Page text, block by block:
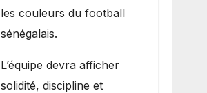
les couleurs du football
sénégalais.
L’équipe devra afficher
solidité, discipline et